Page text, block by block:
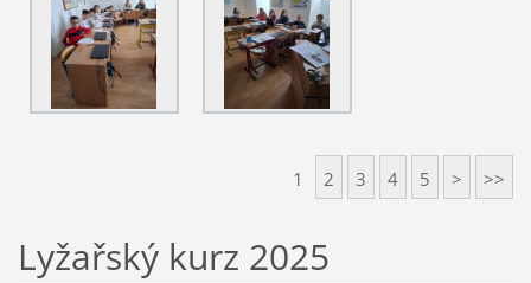
1 2 3 4 5 > >>
Lyžařský kurz 2025